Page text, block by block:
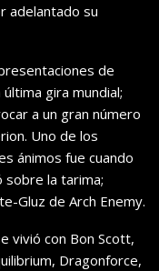
adelantado su
de
gira mundial;
a un gran número
Uno de los
ánimos fue cuando
sobre la tarima;
Gluz de Arch Enemy.
vivió con Bon Scott,
Dragonforce,